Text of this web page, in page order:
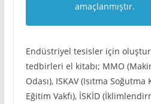
amaçlanmıştır.
Endüstriyel tesisler için
tedbirleri el kitabı; MMO
Odası), ISKAV (Isıtma
Eğitim Vakfı), İSKİD